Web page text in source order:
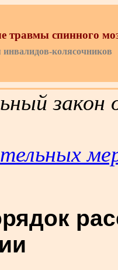
травмы спинного
инвалидов-колясочников